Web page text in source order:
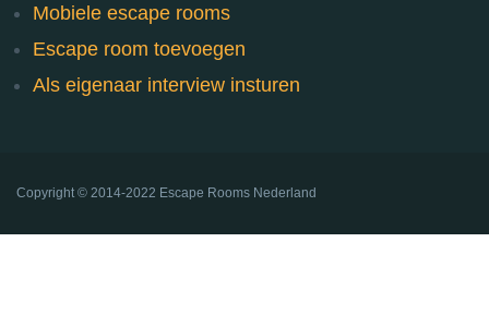
Mobiele escape rooms
Escape room toevoegen
Als eigenaar interview insturen
Copyright © 2014-2022 Escape Rooms Nederland